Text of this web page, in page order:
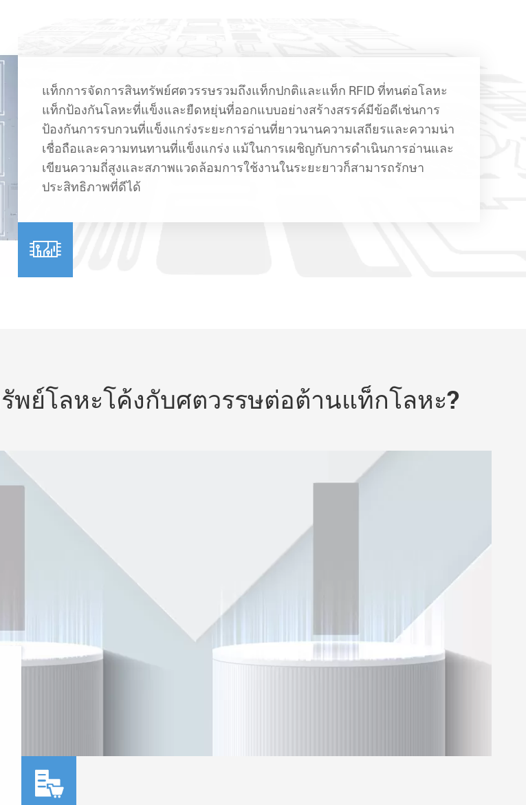
แท็กการจัดการสินทรัพย์ศตวรรษรวมถึงแท็กปกติและแท็ก RFID ที่ทนต่อโลหะ
แท็กป้องกันโลหะที่แข็งและยืดหยุ่นที่ออกแบบอย่างสร้างสรรค์มีข้อดีเช่นการ
ป้องกันการรบกวนที่แข็งแกร่งระยะการอ่านที่ยาวนานความเสถียรและความน่า
เชื่อถือและความทนทานที่แข็งแกร่ง แม้ในการเผชิญกับการดำเนินการอ่านและ
เขียนความถี่สูงและสภาพแวดล้อมการใช้งานในระยะยาวก็สามารถรักษา
ประสิทธิภาพที่ดีได้

ย์โลหะโค้งกับศตวรรษต่อต้านแท็กโลหะ?
